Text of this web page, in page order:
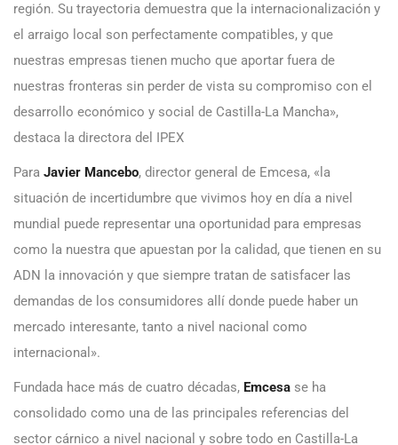
región. Su trayectoria demuestra que la internacionalización y
el arraigo local son perfectamente compatibles, y que
nuestras empresas tienen mucho que aportar fuera de
nuestras fronteras sin perder de vista su compromiso con el
desarrollo económico y social de Castilla-La Mancha»,
destaca la directora del IPEX
Para Javier Mancebo, director general de Emcesa, «la
situación de incertidumbre que vivimos hoy en día a nivel
mundial puede representar una oportunidad para empresas
como la nuestra que apuestan por la calidad, que tienen en su
ADN la innovación y que siempre tratan de satisfacer las
demandas de los consumidores allí donde puede haber un
mercado interesante, tanto a nivel nacional como
internacional».
Fundada hace más de cuatro décadas, Emcesa se ha
consolidado como una de las principales referencias del
sector cárnico a nivel nacional y sobre todo en Castilla-La